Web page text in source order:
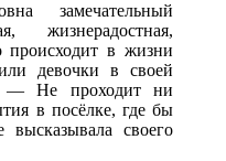
замечательный
жизнерадостная,
происходит в жизни
девочки в своей
— Не проходит ни
в посёлке, где бы
высказывала своего